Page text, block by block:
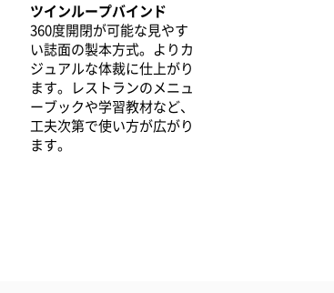
ツインループバインド
360度開閉が可能な見やす
い誌面の製本方式。よりカ
ジュアルな体裁に仕上がり
ます。レストランのメニュ
ーブックや学習教材など、
工夫次第で使い方が広がり
ます。